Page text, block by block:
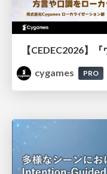
cygames
PRO